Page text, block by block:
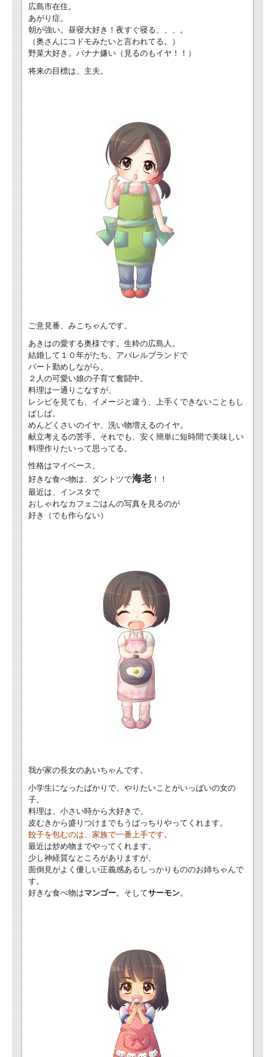
広島市在住。
あがり症。
朝が強い。昼寝大好き！夜すぐ寝る、、、。
（奥さんにコドモみたいと言われてる。）
野菜大好き。バナナ嫌い（見るのもイヤ！！）
将来の目標は、主夫。
ご意見番、みこちゃんです。
あきはの愛する奥様です。生粋の広島人。
結婚して１０年がたち、アパレルブランドで
パート勤めしながら、
２人の可愛い娘の子育て奮闘中。
料理は一通りこなすが、
レシピを見ても、イメージと違う、上手くできないこともし
ばしば。
めんどくさいのイヤ、洗い物増えるのイヤ。
献立考えるの苦手。それでも、安く簡単に短時間で美味しい
料理作りたいって思ってる。
性格はマイペース。
好きな食べ物は、ダントツで海老 ！！
最近は、インスタで
おしゃれなカフェごはんの写真を見るのが
好き（でも作らない）
我が家の長女のあいちゃんです。
小学生になったばかりで、やりたいことがいっぱいの女の
子。
料理は、小さい時から大好きで、
皮むきから盛りつけまでもうばっちりやってくれます。
餃子を包むのは、家族で一番上手です。
最近は炒め物までやってくれます。
少し神経質なところがありますが、
面倒見がよく優しい正義感あるしっかりもののお姉ちゃんで
す。
好きな食べ物はマンゴー。そしてサーモン。